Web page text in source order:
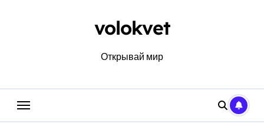
volokvet
Открывай мир